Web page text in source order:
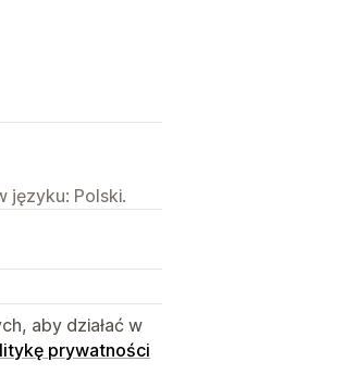
języku: Polski.
aby działać w
prywatności